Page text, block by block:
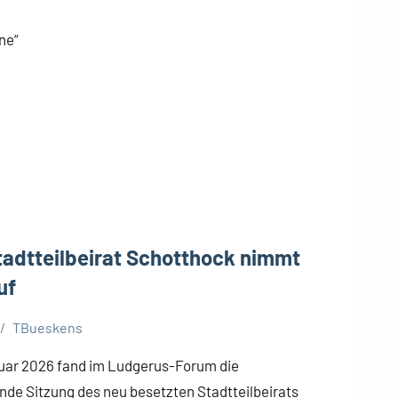
Schotthock nimmt
TBueskens
2026 fand im Ludgerus-Forum die
Sitzung des neu besetzten Stadtteilbeirats